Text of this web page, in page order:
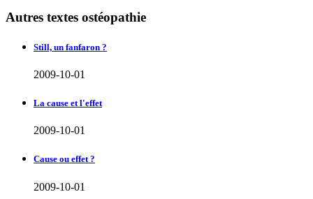
Autres textes ostéopathie
Still, un fanfaron ?
2009-10-01
La cause et l'effet
2009-10-01
Cause ou effet ?
2009-10-01